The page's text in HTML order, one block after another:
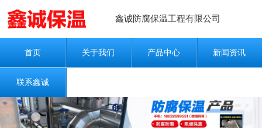
鑫诚防腐保温工程有限公司
首页 关于我们 产品中心 新闻资讯
联系鑫诚